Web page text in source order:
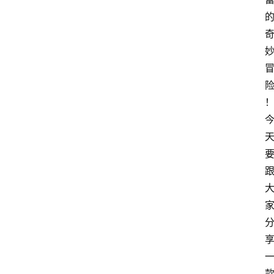
的
奇
妙
冒
险
！
今
天
要
跟
大
家
分
享
一